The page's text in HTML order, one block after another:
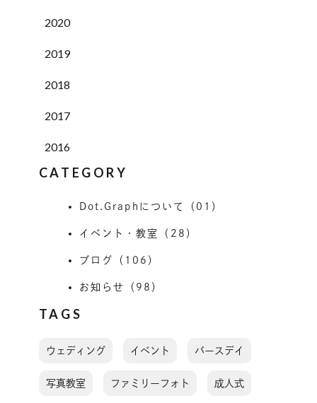
2020
2019
2018
2017
2016
CATEGORY
Dot.Graphについて（01）
イベント・教室（28）
ブログ（106）
お知らせ（98）
TAGS
ウェディング イベント バースデイ
写真教室 ファミリーフォト 成人式